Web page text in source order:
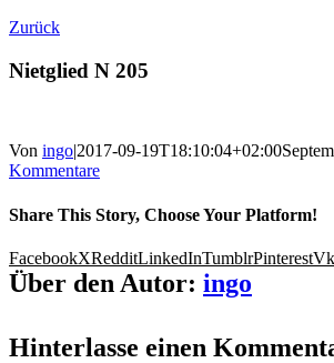
Zurück
Nietglied N 205
Von ingo|2017-09-19T18:10:04+02:00
Kommentare
Share This Story, Choose Your Platform!
FacebookXRedditLinkedInTumblrPinterestVk
Über den Autor: ingo
Hinterlasse einen